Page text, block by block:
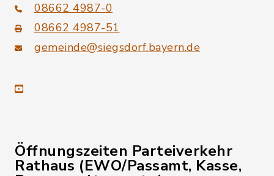
08662 4987-0
08662 4987-51
gemeinde@siegsdorf.bayern.de
youtube
Öffnungszeiten Parteiverkehr
Rathaus (EWO/Passamt, Kasse,